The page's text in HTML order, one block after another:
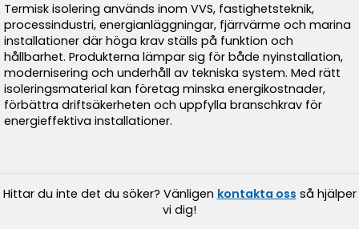
Termisk isolering används inom VVS, fastighetsteknik,
processindustri, energianläggningar, fjärrvärme och marina
installationer där höga krav ställs på funktion och
hållbarhet. Produkterna lämpar sig för både nyinstallation,
modernisering och underhåll av tekniska system. Med rätt
isoleringsmaterial kan företag minska energikostnader,
förbättra driftsäkerheten och uppfylla branschkrav för
energieffektiva installationer.
Hittar du inte det du söker? Vänligen kontakta oss så hjälper
vi dig!